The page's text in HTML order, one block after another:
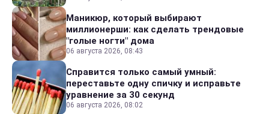
Маникюр, который выбирают
миллионерши: как сделать трендовые
"голые ногти" дома
06 августа 2026, 08:43
Справится только самый умный:
переставьте одну спичку и исправьте
уравнение за 30 секунд
06 августа 2026, 08:02